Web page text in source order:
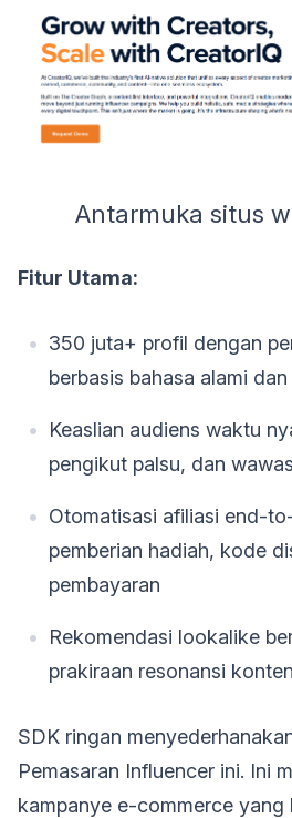
Antarmuka situs
Fitur Utama:
350 juta+ profil dengan
berbasis bahasa alami
Keaslian audiens waktu
pengikut palsu, dan
Otomatisasi afiliasi end-
pemberian hadiah, kode
pembayaran
Rekomendasi lookalike
prakiraan resonansi konten
SDK ringan
Pemasaran Influencer ini. Ini
kampanye e-commerce yang